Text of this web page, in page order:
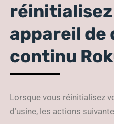
appareil de
continu
Lorsque vous réinitialisez
d’usine, les actions